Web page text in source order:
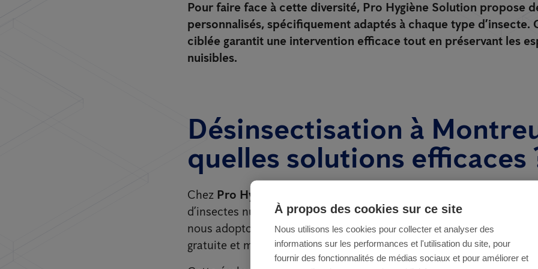
Pour faire face à cette diversité, Pro Hygiène Solution propose
personnalisés, spécifiquement adaptés à chaque type d’insecte.
ciblée garantit une intervention efficace tout en préservant les
nuisibles.
Désinsectisation à
quelles solutions efficaces
Chez Pro Hygiène Solution
, nous intervenons contre toutes les
d’insectes nuisibles : volants, rampants ou piqueurs. Chaque
nous adoptons une démarche sur mesure. Cela commence par une
gratuite et minutieuse de votre domicile ou de vos locaux
À propos des cookies sur ce site
Nous utilisons les cookies pour collecter et analyser des
informations sur les performances et l'utilisation du site, pour
fournir des fonctionnalités de médias sociaux et pour améliorer et